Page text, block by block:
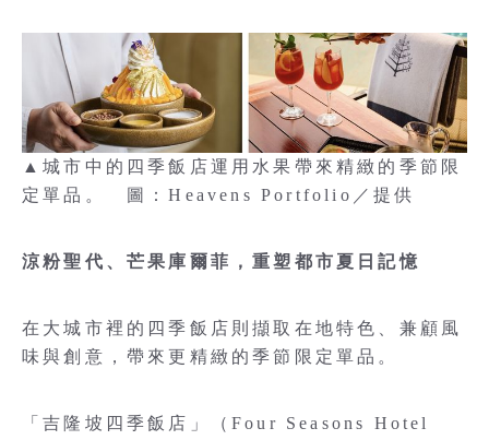
▲城市中的四季飯店運用水果帶來精緻的季節限
定單品。 圖：Heavens Portfolio／提供
涼粉聖代、芒果庫爾菲，重塑都市夏日記憶
在大城市裡的四季飯店則擷取在地特色、兼顧風
味與創意，帶來更精緻的季節限定單品。
「吉隆坡四季飯店」（Four Seasons Hotel